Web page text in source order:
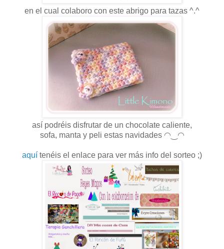
en el cual colaboro con este abrigo para tazas ^.^
así podréis disfrutar de un chocolate caliente,
sofa, manta y peli estas navidades ◠‿◠
aquí tenéis el enlace para ver más info del sorteo ;)